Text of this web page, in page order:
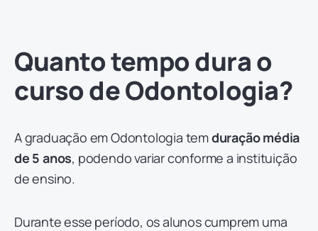
Quanto tempo dura o
curso de Odontologia?
A graduação em Odontologia temduração média
de 5 anos, podendo variar conforme a instituição
de ensino.
Durante esse período, os alunos cumprem uma